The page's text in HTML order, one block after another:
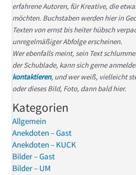
erfahrene Autoren, für Kreative, die
möchten. Buchstaben werden hier in
Texten von ernst bis heiter hübsch
unregelmäßiger Abfolge erscheinen.
Wer ebenfalls meint, sein Text
der Schublade, kann sich gerne
kontaktieren, und wer weiß, vielleicht
oder dieses Bild, Foto, dann bald hier.
Kategorien
Allgemein
Anekdoten – Gast
Anekdoten – KUCK
Bilder – Gast
Bilder – UM